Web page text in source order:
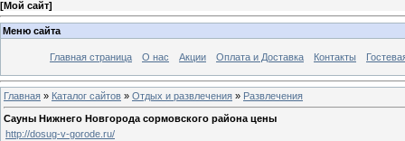
[Мой сайт]
Меню сайта
Главная страница О нас Акции Оплата и Доставка Контакты
Главная » Каталог сайтов » Отдых и развлечения » Развлечения
Сауны Нижнего Новгорода сормовского района цены
http://dosug-v-gorode.ru/